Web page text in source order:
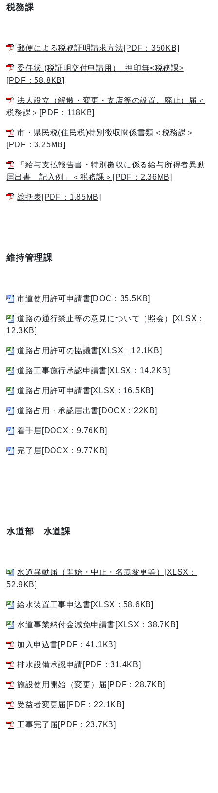
税務課
郵便による税務証明請求方法[PDF：350KB]
委任状 (税証明交付申請用）_押印無<税務課>
[PDF：58.8KB]
法人設立（解散・変更・支店等の設置、廃止）届＜
税務課＞[PDF：118KB]
市・県民税(住民税)特別徴収関係書類＜税務課＞
[PDF：3.25MB]
「給与支払報告書・特別徴収に係る給与所得者異動
届出書 記入例」＜税務課＞[PDF：2.36MB]
総括表[PDF：1.85MB]
維持管理課
市道使用許可申請書[DOC：35.5KB]
道路の通行禁止等の意見について（照会）[XLSX：
12.3KB]
道路占用許可の協議書[XLSX：12.1KB]
道路工事施行承認申請書[XLSX：14.2KB]
道路占用許可申請書[XLSX：16.5KB]
道路占用・承認届出書[DOCX：22KB]
着手届[DOCX：9.76KB]
完了届[DOCX：9.77KB]
水道部 水道課
水道異動届（開始・中止・名義変更等）[XLSX：
52.9KB]
給水装置工事申込書[XLSX：58.6KB]
水道事業納付金減免申請書[XLSX：38.7KB]
加入申込書[PDF：41.1KB]
排水設備承認申請[PDF：31.4KB]
施設使用開始（変更）届[PDF：28.7KB]
受益者変更届[PDF：22.1KB]
工事完了届[PDF：23.7KB]